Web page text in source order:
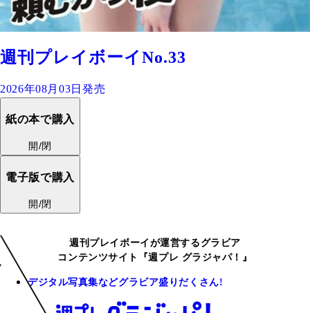
週刊プレイボーイNo.33
2026年08月03日発売
紙の本で購入
開/閉
電子版で購入
開/閉
週刊プレイボーイが運営するグラビア
コンテンツサイト『週プレ グラジャパ！』
デジタル写真集などグラビア盛りだくさん!